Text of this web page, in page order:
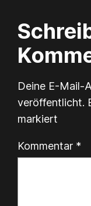
Deine E-Mail-
veröffentlicht.
markiert
Kommentar *